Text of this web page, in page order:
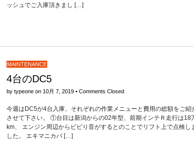
ッシュでご入庫頂きまし […]
MAINTENANCE
4台のDC5
by typeone on 10月 7, 2019 • Comments Closed
今週はDC5が4台入庫、それぞれの作業メニューと費用の総額をご紹
させて下さい。 ①台目は新潟からの02年型、前期インテＲ走行は18
km、 エンジン周辺からビビり音がするとのことでリフト上で点検し
した。 エキマニカバ […]